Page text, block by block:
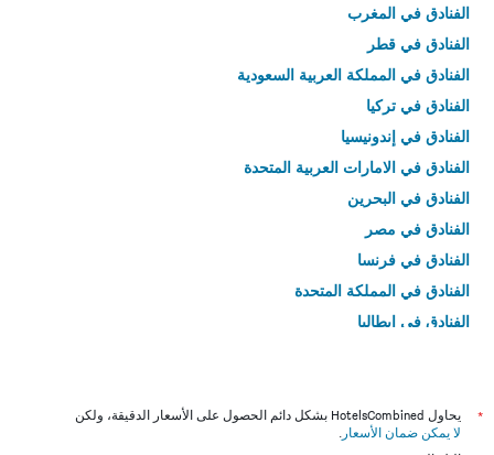
الفنادق في المغرب
الفنادق في قطر
الفنادق في المملكة العربية السعودية
الفنادق في تركيا
الفنادق في إندونيسيا
الفنادق في الامارات العربية المتحدة
الفنادق في البحرين
الفنادق في مصر
الفنادق في فرنسا
الفنادق في المملكة المتحدة
الفنادق في إيطاليا
*
يحاول HotelsCombined بشكل دائم الحصول على الأسعار الدقيقة، ولكن
لا يمكن ضمان الأسعار .